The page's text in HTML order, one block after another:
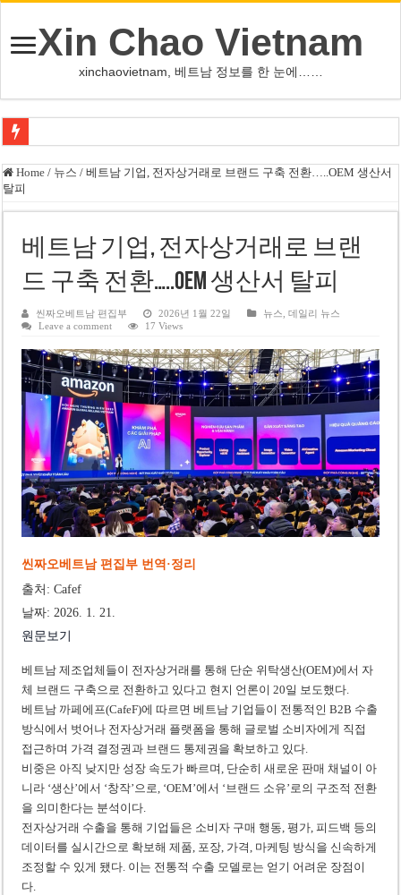
Xin Chao Vietnam
xinchaovietnam, 베트남 정보를 한 눈에……
쩐 타인 먼 베트남 국회의장 “외교 성과, 국가 위상 제고에 크게 기여”
싱가포르 하오마트, 마지막 프리미엄 매장 폐점… 적자·소송 악재 속 사업 축
PNJ, 다이아몬드 밀수 여파에 2분기 적자… 10월 임시 주총 개최
팜 녓 브엉 빈그룹 회장 딸, 그룹 계열사 경영에 첫 등장
케펠, 투티엠 엠파이어시티 지분 전량 2억7000만 달러에 매각
베트남주식 HAT, 15년 연속 현금 배당…주당 3,000동 지급
‘1,000억 달러 남북고속철 투자’ 호언장담 메콜로르 회장 체포
베트남 세무당국, 납세자 정보 공개 기준·절차 명확화
Home / 뉴스 / 베트남 기업, 전자상거래로 브랜드 구축 전환…..OEM 생산서
탈피
베트남 기업, 전자상거래로 브랜
드 구축 전환…..OEM 생산서 탈피
씬짜오베트남 편집부 2026년 1월 22일 뉴스 ,데일리 뉴스
Leave a comment
17 Views
씬짜오베트남 편집부 번역·정리
출처: Cafef
날짜: 2026. 1. 21.
원문보기
베트남 제조업체들이 전자상거래를 통해 단순 위탁생산(OEM)에서 자
체 브랜드 구축으로 전환하고 있다고 현지 언론이 20일 보도했다.
베트남 까페에프(CafeF)에 따르면 베트남 기업들이 전통적인 B2B 수출
방식에서 벗어나 전자상거래 플랫폼을 통해 글로벌 소비자에게 직접
접근하며 가격 결정권과 브랜드 통제권을 확보하고 있다.
비중은 아직 낮지만 성장 속도가 빠르며, 단순히 새로운 판매 채널이 아
니라 ‘생산’에서 ‘창작’으로, ‘OEM’에서 ‘브랜드 소유’로의 구조적 전환
을 의미한다는 분석이다.
전자상거래 수출을 통해 기업들은 소비자 구매 행동, 평가, 피드백 등의
데이터를 실시간으로 확보해 제품, 포장, 가격, 마케팅 방식을 신속하게
조정할 수 있게 됐다. 이는 전통적 수출 모델로는 얻기 어려운 장점이
다.